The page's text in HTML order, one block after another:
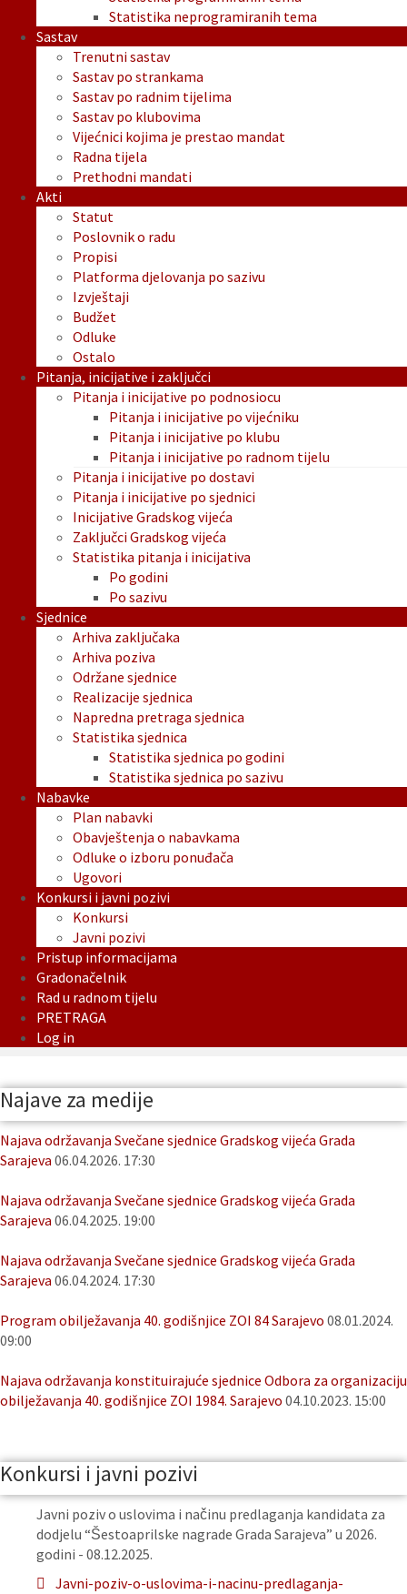
Statistika neprogramiranih tema
Sastav
Trenutni sastav
Sastav po strankama
Sastav po radnim tijelima
Sastav po klubovima
Vijećnici kojima je prestao mandat
Radna tijela
Prethodni mandati
Akti
Statut
Poslovnik o radu
Propisi
Platforma djelovanja po sazivu
Izvještaji
Budžet
Odluke
Ostalo
Pitanja, inicijative i zaključci
Pitanja i inicijative po podnosiocu
Pitanja i inicijative po vijećniku
Pitanja i inicijative po klubu
Pitanja i inicijative po radnom tijelu
Pitanja i inicijative po dostavi
Pitanja i inicijative po sjednici
Inicijative Gradskog vijeća
Zaključci Gradskog vijeća
Statistika pitanja i inicijativa
Po godini
Po sazivu
Sjednice
Arhiva zaključaka
Arhiva poziva
Održane sjednice
Realizacije sjednica
Napredna pretraga sjednica
Statistika sjednica
Statistika sjednica po godini
Statistika sjednica po sazivu
Nabavke
Plan nabavki
Obavještenja o nabavkama
Odluke o izboru ponuđača
Ugovori
Konkursi i javni pozivi
Konkursi
Javni pozivi
Pristup informacijama
Gradonačelnik
Rad u radnom tijelu
PRETRAGA
Log in
Najave za medije
Najava održavanja Svečane sjednice Gradskog vijeća Grada
Sarajeva 06.04.2026. 17:30
Najava održavanja Svečane sjednice Gradskog vijeća Grada
Sarajeva 06.04.2025. 19:00
Najava održavanja Svečane sjednice Gradskog vijeća Grada
Sarajeva 06.04.2024. 17:30
Program obilježavanja 40. godišnjice ZOI 84 Sarajevo 08.01.2024.
09:00
Najava održavanja konstituirajuće sjednice Odbora za organizaciju
obilježavanja 40. godišnjice ZOI 1984. Sarajevo 04.10.2023. 15:00
Konkursi i javni pozivi
Javni poziv o uslovima i načinu predlaganja kandidata za
dodjelu “Šestoaprilske nagrade Grada Sarajeva” u 2026.
godini - 08.12.2025.
Javni-poziv-o-uslovima-i-nacinu-predlaganja-